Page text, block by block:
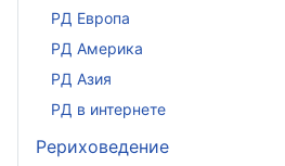
РД Европа
РД Америка
РД Азия
РД в интернете
Рериховедение